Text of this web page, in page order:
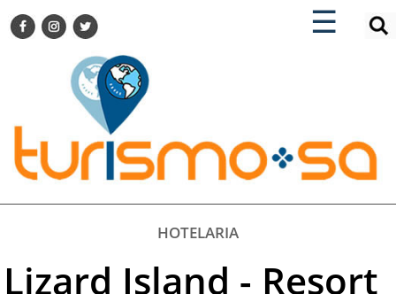
☰
×
TURISMO SA FOR BUSINESS
DESTINOS NACIONAIS
DESTINOS INTERNACIONAIS
CITY BREAK
TURISMO E MERCADO
EVENTOS
HOTELARIA
×
ENCONTRE SUA NOTÍCIA
HOTELARIA
Lizard Island - Resort